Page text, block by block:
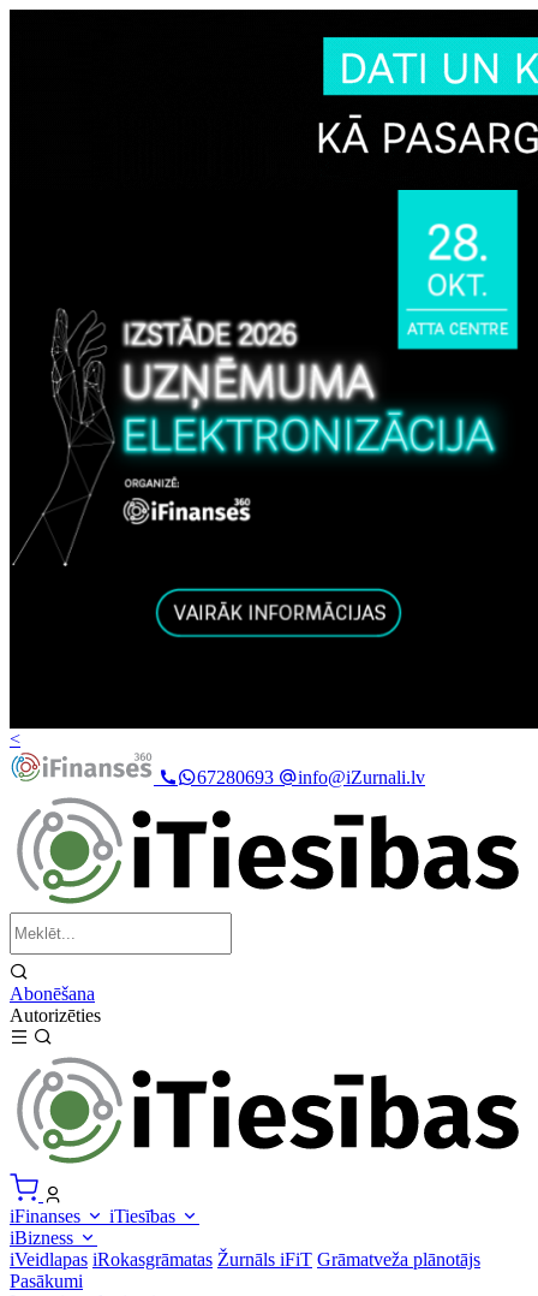
<
67280693
info@iZurnali.lv
Abonēšana
Autorizēties
iFinanses
iTiesības
iBizness
iVeidlapas iRokasgrāmatas Žurnāls iFiT Grāmatveža plānotājs
Pasākumi